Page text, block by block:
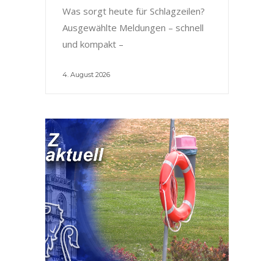
Was sorgt heute für Schlagzeilen?
Ausgewählte Meldungen – schnell
und kompakt –
4. August 2026